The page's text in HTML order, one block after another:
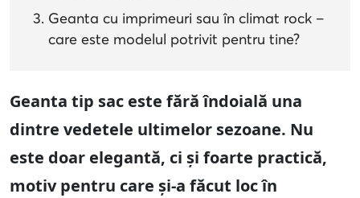
Geanta cu imprimeuri sau în climat rock –
care este modelul potrivit pentru tine?
Geanta tip sac este fără îndoială una
dintre vedetele ultimelor sezoane. Nu
este doar elegantă, ci și foarte practică,
motiv pentru care și-a făcut loc în